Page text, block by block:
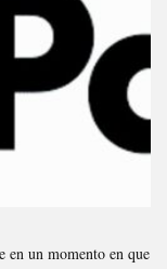
en un momento en que